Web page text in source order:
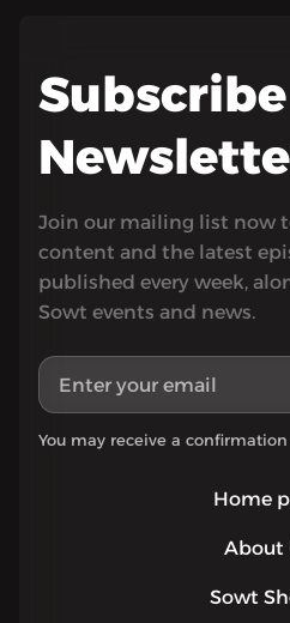
Home
About
Sowt
Join our mailing list now
content and the latest
published every week,
Sowt events and news.
You may receive a